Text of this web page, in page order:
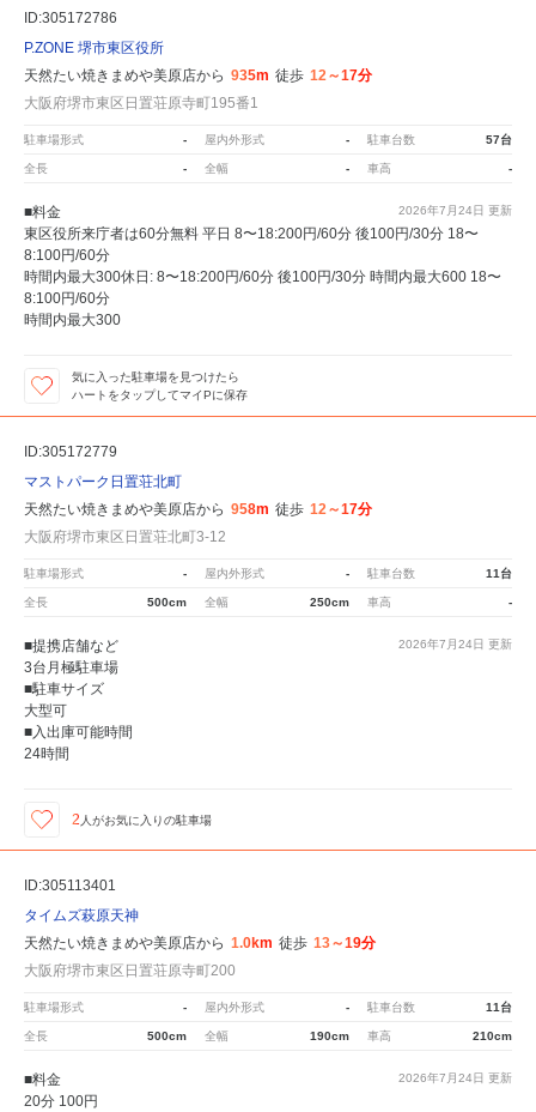
ID:305172786
P.ZONE 堺市東区役所
天然たい焼きまめや美原店から 935m 徒歩 12～17分
大阪府堺市東区日置荘原寺町195番1
駐車場形式 - 屋内外形式 - 駐車台数 57台
全長 - 全幅 - 車高 -
2026年7月24日 更新
■料金
東区役所来庁者は60分無料 平日 8〜18:200円/60分 後100円/30分 18〜
8:100円/60分
時間内最大300休日: 8〜18:200円/60分 後100円/30分 時間内最大600 18〜
8:100円/60分
時間内最大300
気に入った駐車場を見つけたら
ハートをタップしてマイPに保存
ID:305172779
マストパーク日置荘北町
天然たい焼きまめや美原店から 958m 徒歩 12～17分
大阪府堺市東区日置荘北町3-12
駐車場形式 - 屋内外形式 - 駐車台数 11台
全長 500cm 全幅 250cm 車高 -
2026年7月24日 更新
■提携店舗など
3台月極駐車場
■駐車サイズ
大型可
■入出庫可能時間
24時間
2 人がお気に入りの駐車場
ID:305113401
タイムズ萩原天神
天然たい焼きまめや美原店から 1.0km 徒歩 13～19分
大阪府堺市東区日置荘原寺町200
駐車場形式 - 屋内外形式 - 駐車台数 11台
全長 500cm 全幅 190cm 車高 210cm
2026年7月24日 更新
■料金
20分 100円